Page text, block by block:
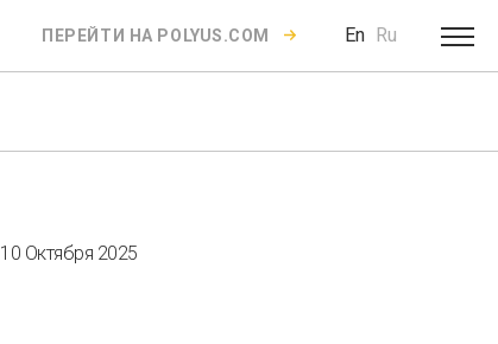
ПЕРЕЙТИ НА POLYUS.COM En Ru
10 Октября 2025